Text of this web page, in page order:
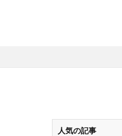
人気の記事